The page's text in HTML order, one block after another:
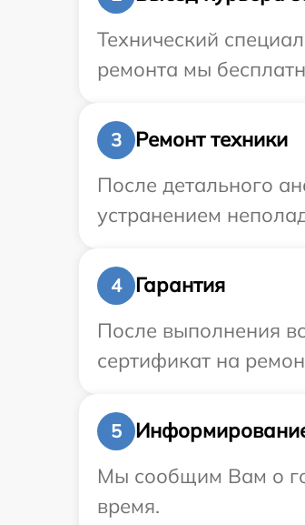
Технический
ремонта мы
3
Ремонт техники
После детального
устранением
4
Гарантия
После выполнения
сертификат на
5
Мы сообщим Вам о
время.